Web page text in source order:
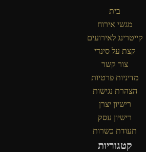
בית
מגשי אירוח
קייטרינג לאירועים
קצת על סינדי
צור קשר
מדיניות פרטיות
הצהרת נגישות
רישיון יצרן
רישיון עסק
תעודת כשרות
קטגוריות